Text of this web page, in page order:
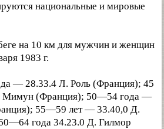
национальные и мировые
на 10 км для мужчин и женщин
1983 г.
— 28.33.4 Л. Роль (Франция); 45
(Франция); 50—54 года —
55—59 лет — 33.40,0 Д.
года 34.23.0 Д. Гилмор